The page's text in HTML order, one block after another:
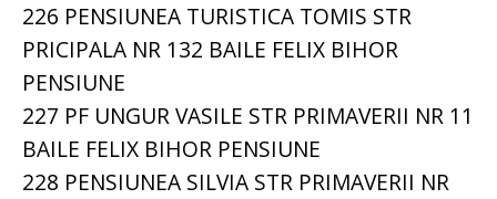
226 PENSIUNEA TURISTICA TOMIS STR
PRICIPALA NR 132 BAILE FELIX BIHOR
PENSIUNE
227 PF UNGUR VASILE STR PRIMAVERII NR 11
BAILE FELIX BIHOR PENSIUNE
228 PENSIUNEA SILVIA STR PRIMAVERII NR